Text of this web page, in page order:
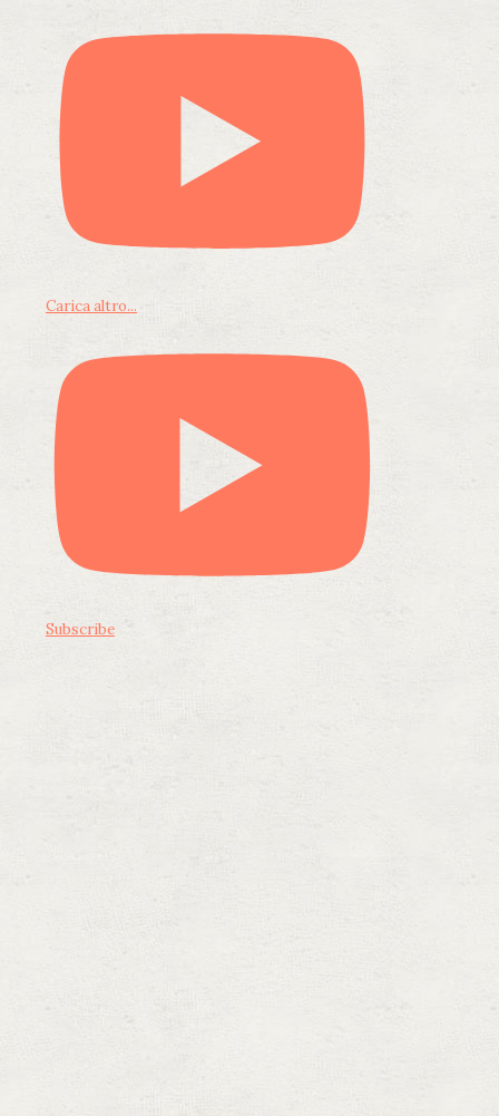
Carica altro...
Subscribe